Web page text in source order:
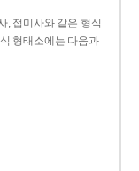
, 접미사와 같은 형식
형태소에는 다음과